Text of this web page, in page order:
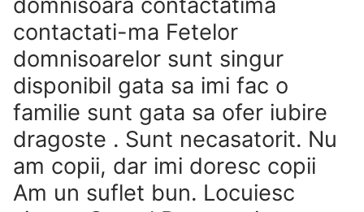
contactati-ma Fetelor
domnisoarelor sunt singur
disponibil gata sa imi fac o
familie sunt gata sa ofer iubire
dragoste . Sunt necasatorit. Nu
am copii, dar imi doresc copii
Am un suflet bun. Locuiesc